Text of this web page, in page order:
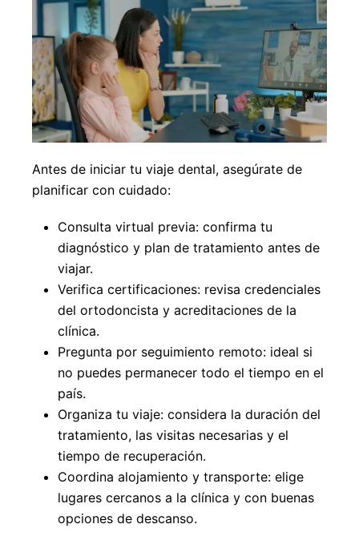
Antes de iniciar tu viaje dental, asegúrate de
planificar con cuidado:
Consulta virtual previa: confirma tu
diagnóstico y plan de tratamiento antes de
viajar.
Verifica certificaciones: revisa credenciales
del ortodoncista y acreditaciones de la
clínica.
Pregunta por seguimiento remoto: ideal si
no puedes permanecer todo el tiempo en el
país.
Organiza tu viaje: considera la duración del
tratamiento, las visitas necesarias y el
tiempo de recuperación.
Coordina alojamiento y transporte: elige
lugares cercanos a la clínica y con buenas
opciones de descanso.